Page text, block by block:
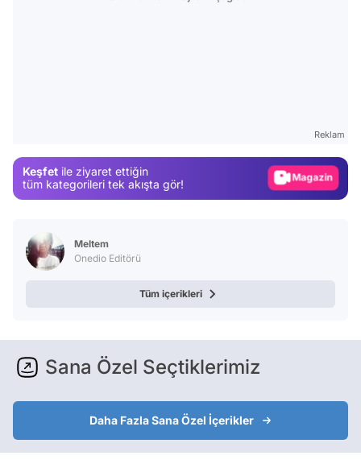
Reklam
Keşfet ile ziyaret ettiğin
tüm kategorileri tek akışta gör!
Video
Meltem
Onedio Editörü
Tüm içerikleri
Sana Özel Seçtiklerimiz
Daha Fazla Sana Özel İçerikler